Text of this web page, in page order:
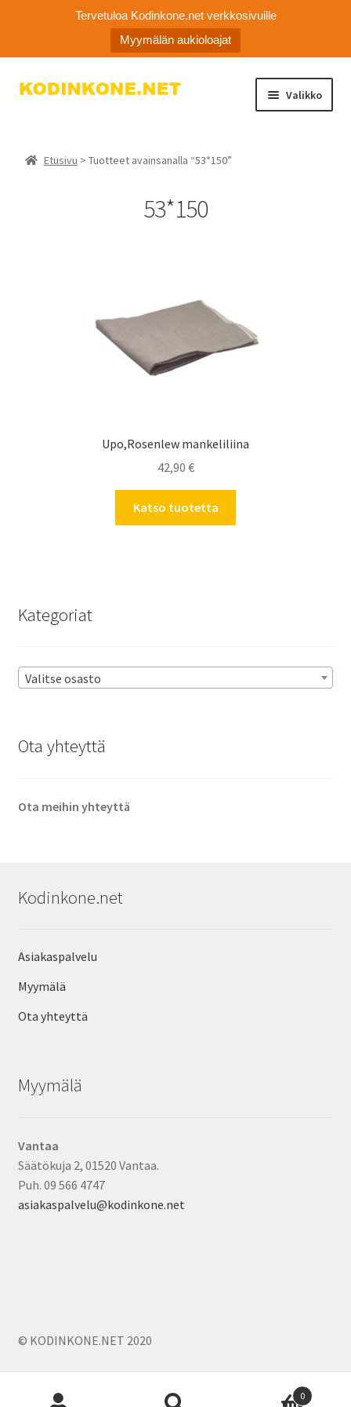
Tervetuloa Kodinkone.net verkkosivuille
Myymälän aukioloajat
Siirry
Siirry
Valikko
Etusivu > Tuotteet avainsanalla “53*150”
53*150
Upo,Rosenlew mankeliliina
42,90 €
Katso tuotetta
Kategoriat
Valitse osasto
Ota yhteyttä
Ota meihin yhteyttä
Kodinkone.net
Asiakaspalvelu
Myymälä
Ota yhteyttä
Myymälä
Vantaa
Säätökuja 2, 01520 Vantaa.
Puh. 09 566 4747
asiakaspalvelu@kodinkone.net
© KODINKONE.NET 2020
Products 0